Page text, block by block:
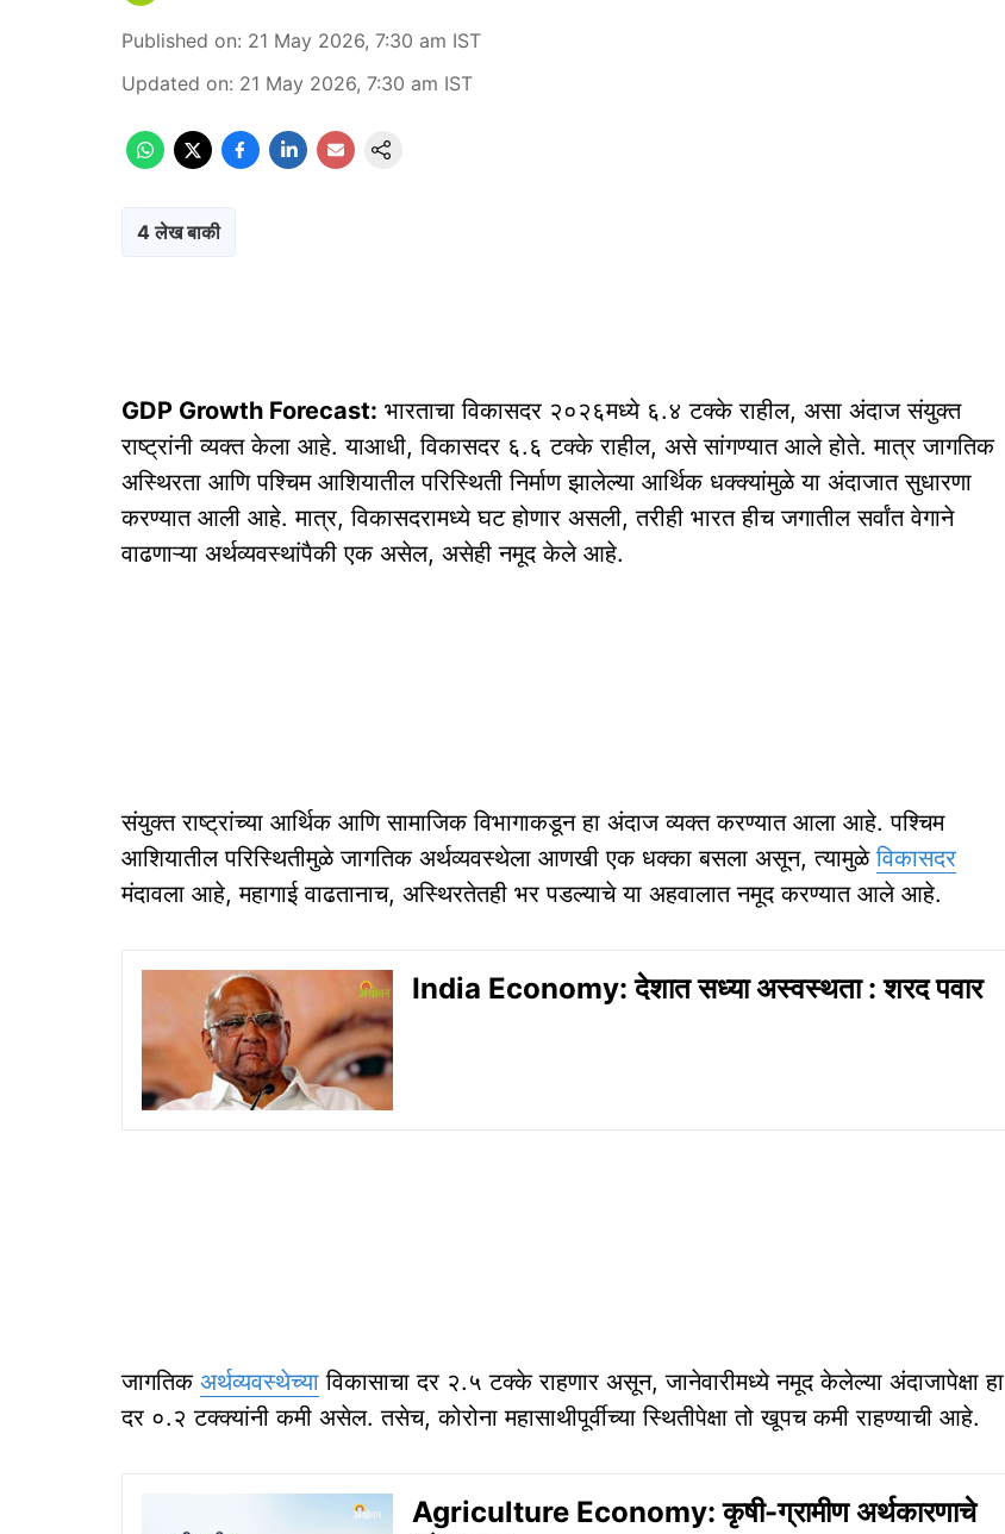
Published on: 21 May 2026, 7:30 am IST
Updated on: 21 May 2026, 7:30 am IST
4 लेख बाकी
GDP Growth Forecast: भारताचा विकासदर २०२६मध्ये ६.४ टक्के राहील, असा अंदाज संयुक्त
राष्ट्रांनी व्यक्त केला आहे. याआधी, विकासदर ६.६ टक्के राहील, असे सांगण्यात आले होते. मात्र जागतिक
अस्थिरता आणि पश्चिम आशियातील परिस्थिती निर्माण झालेल्या आर्थिक धक्क्यांमुळे या अंदाजात सुधारणा
करण्यात आली आहे. मात्र, विकासदरामध्ये घट होणार असली, तरीही भारत हीच जगातील सर्वांत वेगाने
वाढणाऱ्या अर्थव्यवस्थांपैकी एक असेल, असेही नमूद केले आहे.
संयुक्त राष्ट्रांच्या आर्थिक आणि सामाजिक विभागाकडून हा अंदाज व्यक्त करण्यात आला आहे. पश्चिम
आशियातील परिस्थितीमुळे जागतिक अर्थव्यवस्थेला आणखी एक धक्का बसला असून, त्यामुळेविकासदर
मंदावला आहे, महागाई वाढतानाच, अस्थिरतेतही भर पडल्याचे या अहवालात नमूद करण्यात आले आहे.
India Economy: देशात सध्या अस्वस्थता : शरद पवार
जागतिक अर्थव्यवस्थेच्या विकासाचा दर २.५ टक्के राहणार असून, जानेवारीमध्ये नमूद केलेल्या अंदाजापेक्षा हा
दर ०.२ टक्क्यांनी कमी असेल. तसेच, कोरोना महासाथीपूर्वीच्या स्थितीपेक्षा तो खूपच कमी राहण्याची आहे.
Agriculture Economy: कृषी-ग्रामीण अर्थकारणाचे